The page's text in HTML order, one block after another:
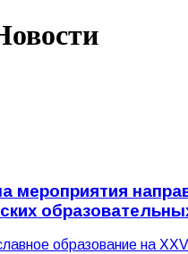
мероприятия
образование на